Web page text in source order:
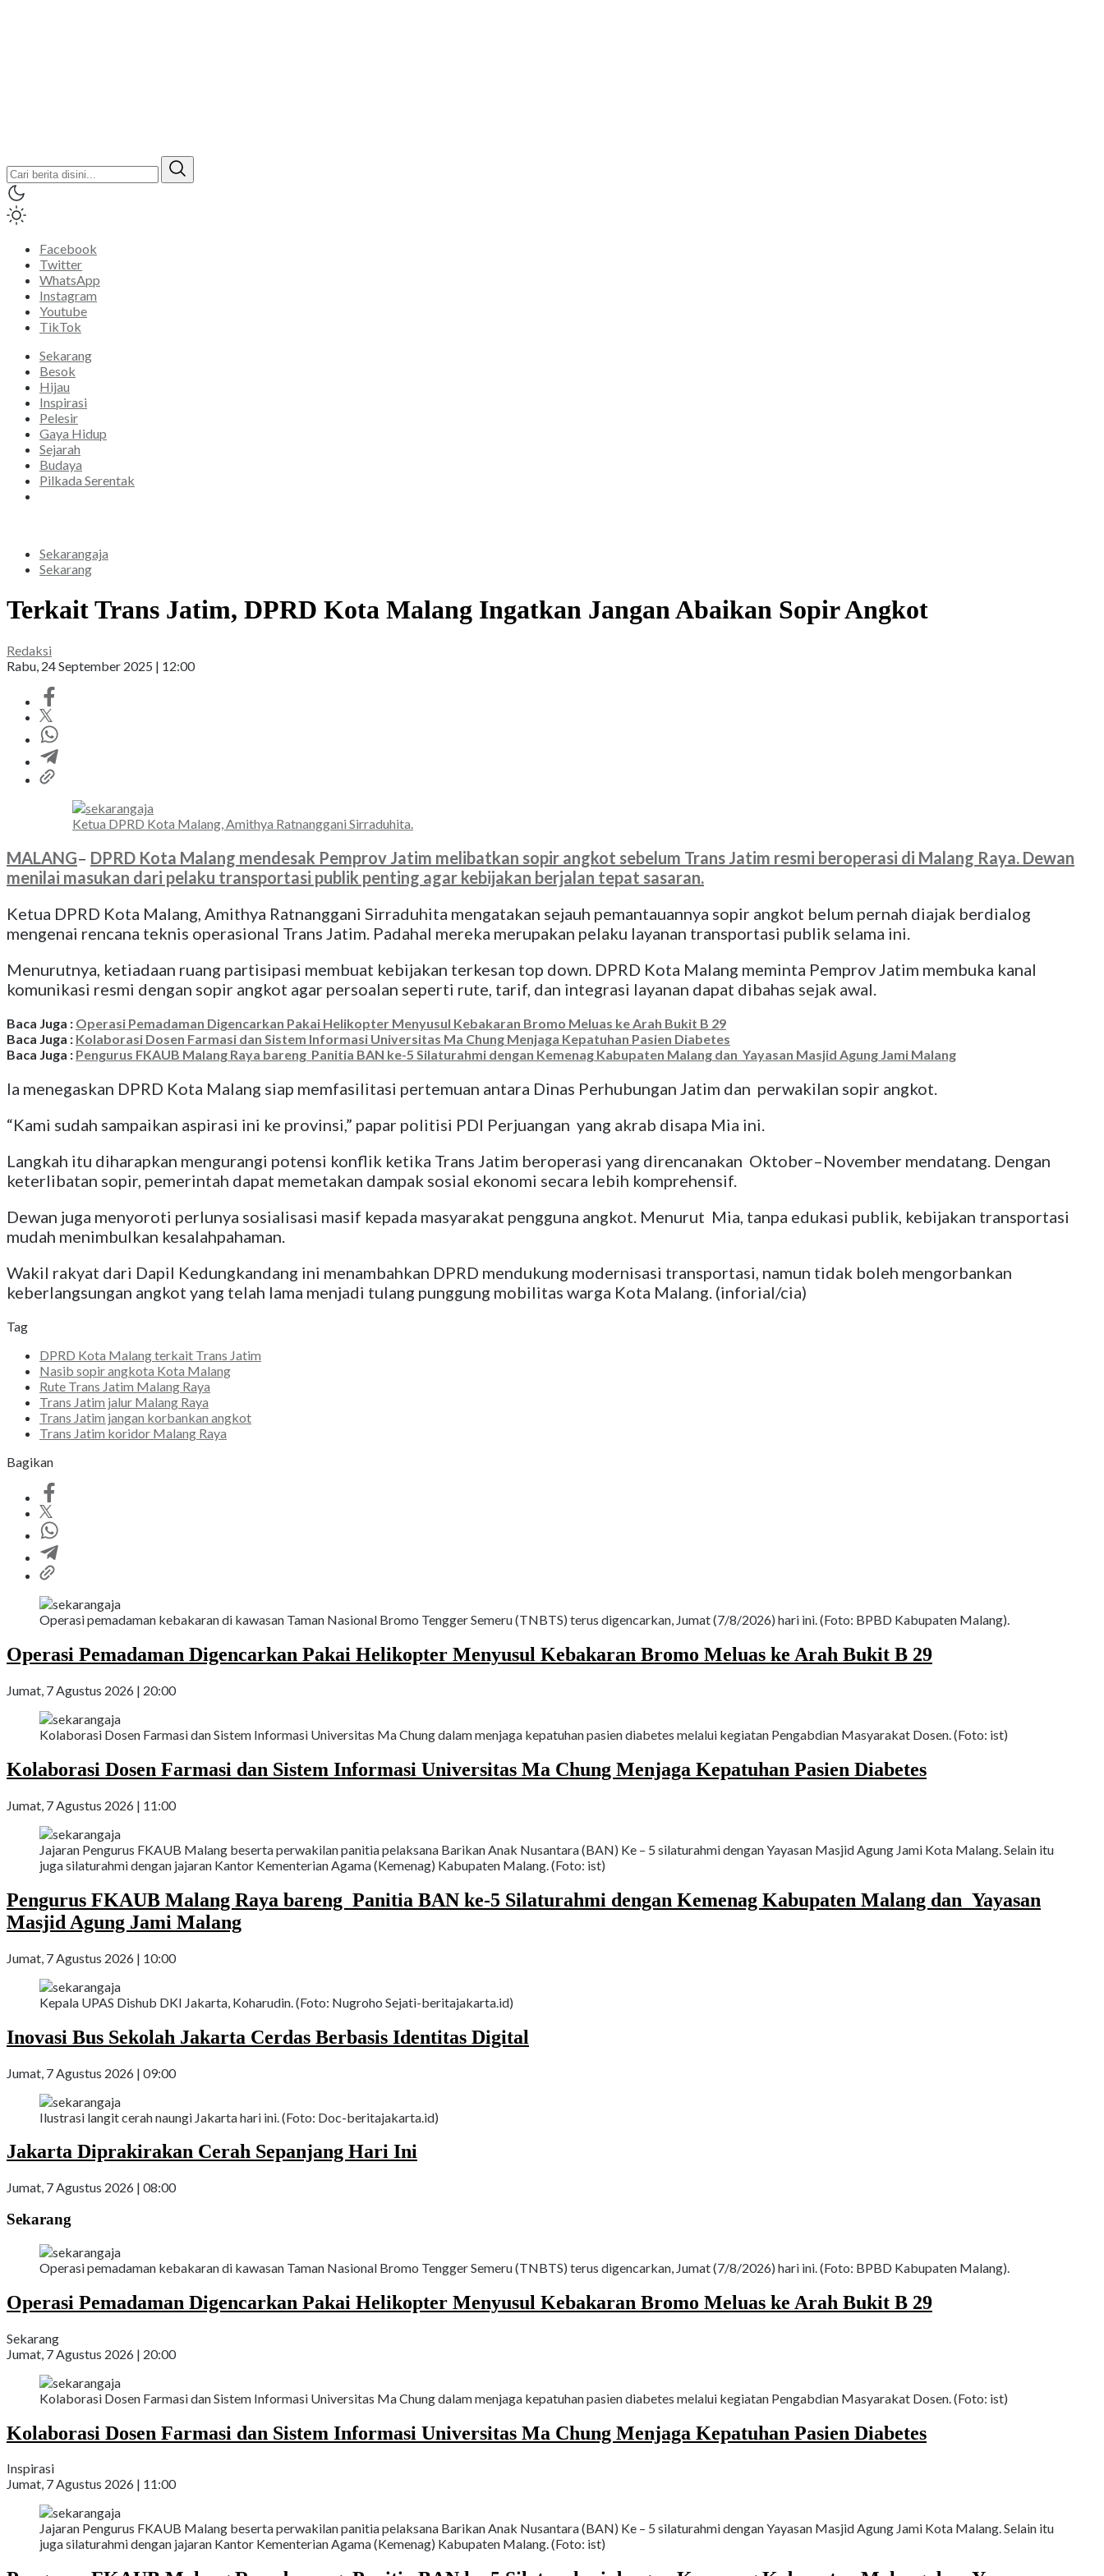
Facebook
Twitter
WhatsApp
Instagram
Youtube
TikTok
Sekarang
Besok
Hijau
Inspirasi
Pelesir
Gaya Hidup
Sejarah
Budaya
Pilkada Serentak
Sekarangaja
Sekarang
Terkait Trans Jatim, DPRD Kota Malang Ingatkan Jangan Abaikan Sopir Angkot
Redaksi
Rabu, 24 September 2025 | 12:00
Ketua DPRD Kota Malang, Amithya Ratnanggani Sirraduhita.
MALANG– DPRD Kota Malang mendesak Pemprov Jatim melibatkan sopir angkot sebelum Trans Jatim resmi beroperasi di Malang Raya. Dewan
menilai masukan dari pelaku transportasi publik penting agar kebijakan berjalan tepat sasaran.
Ketua DPRD Kota Malang, Amithya Ratnanggani Sirraduhita mengatakan sejauh pemantauannya sopir angkot belum pernah diajak berdialog
mengenai rencana teknis operasional Trans Jatim. Padahal mereka merupakan pelaku layanan transportasi publik selama ini.
Menurutnya, ketiadaan ruang partisipasi membuat kebijakan terkesan top down. DPRD Kota Malang meminta Pemprov Jatim membuka kanal
komunikasi resmi dengan sopir angkot agar persoalan seperti rute, tarif, dan integrasi layanan dapat dibahas sejak awal.
Baca Juga : Operasi Pemadaman Digencarkan Pakai Helikopter Menyusul Kebakaran Bromo Meluas ke Arah Bukit B 29
Baca Juga : Kolaborasi Dosen Farmasi dan Sistem Informasi Universitas Ma Chung Menjaga Kepatuhan Pasien Diabetes
Baca Juga : Pengurus FKAUB Malang Raya bareng Panitia BAN ke-5 Silaturahmi dengan Kemenag Kabupaten Malang dan Yayasan Masjid Agung Jami Malang
Ia menegaskan DPRD Kota Malang siap memfasilitasi pertemuan antara Dinas Perhubungan Jatim dan perwakilan sopir angkot.
“Kami sudah sampaikan aspirasi ini ke provinsi,” papar politisi PDI Perjuangan yang akrab disapa Mia ini.
Langkah itu diharapkan mengurangi potensi konflik ketika Trans Jatim beroperasi yang direncanakan Oktober–November mendatang. Dengan
keterlibatan sopir, pemerintah dapat memetakan dampak sosial ekonomi secara lebih komprehensif.
Dewan juga menyoroti perlunya sosialisasi masif kepada masyarakat pengguna angkot. Menurut Mia, tanpa edukasi publik, kebijakan transportasi
mudah menimbulkan kesalahpahaman.
Wakil rakyat dari Dapil Kedungkandang ini menambahkan DPRD mendukung modernisasi transportasi, namun tidak boleh mengorbankan
keberlangsungan angkot yang telah lama menjadi tulang punggung mobilitas warga Kota Malang. (inforial/cia)
Tag
DPRD Kota Malang terkait Trans Jatim
Nasib sopir angkota Kota Malang
Rute Trans Jatim Malang Raya
Trans Jatim jalur Malang Raya
Trans Jatim jangan korbankan angkot
Trans Jatim koridor Malang Raya
Bagikan
Operasi pemadaman kebakaran di kawasan Taman Nasional Bromo Tengger Semeru (TNBTS) terus digencarkan, Jumat (7/8/2026) hari ini. (Foto: BPBD Kabupaten Malang).
Operasi Pemadaman Digencarkan Pakai Helikopter Menyusul Kebakaran Bromo Meluas ke Arah Bukit B 29
Jumat, 7 Agustus 2026 | 20:00
Kolaborasi Dosen Farmasi dan Sistem Informasi Universitas Ma Chung dalam menjaga kepatuhan pasien diabetes melalui kegiatan Pengabdian Masyarakat Dosen. (Foto: ist)
Kolaborasi Dosen Farmasi dan Sistem Informasi Universitas Ma Chung Menjaga Kepatuhan Pasien Diabetes
Jumat, 7 Agustus 2026 | 11:00
Jajaran Pengurus FKAUB Malang beserta perwakilan panitia pelaksana Barikan Anak Nusantara (BAN) Ke – 5 silaturahmi dengan Yayasan Masjid Agung Jami Kota Malang. Selain itu
juga silaturahmi dengan jajaran Kantor Kementerian Agama (Kemenag) Kabupaten Malang. (Foto: ist)
Pengurus FKAUB Malang Raya bareng Panitia BAN ke-5 Silaturahmi dengan Kemenag Kabupaten Malang dan Yayasan
Masjid Agung Jami Malang
Jumat, 7 Agustus 2026 | 10:00
Kepala UPAS Dishub DKI Jakarta, Koharudin. (Foto: Nugroho Sejati-beritajakarta.id)
Inovasi Bus Sekolah Jakarta Cerdas Berbasis Identitas Digital
Jumat, 7 Agustus 2026 | 09:00
Ilustrasi langit cerah naungi Jakarta hari ini. (Foto: Doc-beritajakarta.id)
Jakarta Diprakirakan Cerah Sepanjang Hari Ini
Jumat, 7 Agustus 2026 | 08:00
Sekarang
Operasi pemadaman kebakaran di kawasan Taman Nasional Bromo Tengger Semeru (TNBTS) terus digencarkan, Jumat (7/8/2026) hari ini. (Foto: BPBD Kabupaten Malang).
Operasi Pemadaman Digencarkan Pakai Helikopter Menyusul Kebakaran Bromo Meluas ke Arah Bukit B 29
Sekarang
Jumat, 7 Agustus 2026 | 20:00
Kolaborasi Dosen Farmasi dan Sistem Informasi Universitas Ma Chung dalam menjaga kepatuhan pasien diabetes melalui kegiatan Pengabdian Masyarakat Dosen. (Foto: ist)
Kolaborasi Dosen Farmasi dan Sistem Informasi Universitas Ma Chung Menjaga Kepatuhan Pasien Diabetes
Inspirasi
Jumat, 7 Agustus 2026 | 11:00
Jajaran Pengurus FKAUB Malang beserta perwakilan panitia pelaksana Barikan Anak Nusantara (BAN) Ke – 5 silaturahmi dengan Yayasan Masjid Agung Jami Kota Malang. Selain itu
juga silaturahmi dengan jajaran Kantor Kementerian Agama (Kemenag) Kabupaten Malang. (Foto: ist)